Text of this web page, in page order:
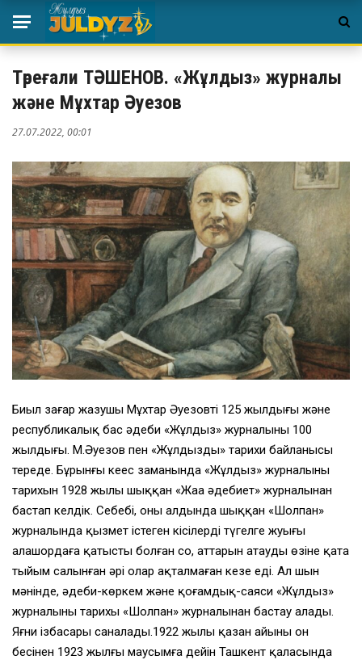
Төреғали ТӘШЕНОВ. «Жұлдыз» журналы
және Мұхтар Әуезов
27.07.2022, 00:01
Биыл заңғар жазушы Мұхтар Әуезовтің 125 жылдығы және
республикалық бас әдеби «Жұлдыз» журналының 100
жылдығы. М.Әуезов пен «Жұлдыздың» тарихи байланысы
тереңде. Бұрынғы кеңес заманында «Жұлдыз» журналының
тарихын 1928 жылы шыққан «Жаңа әдебиет» журналынан
бастап келдік. Себебі, оның алдында шыққан «Шолпан»
журналында қызмет істеген кісілердің түгелге жуығы
алашордаға қатысты болған соң, аттарын атаудың өзіне қатаң
тыйым салынған әрі олар ақталмаған кезең еді. Ал шын
мәнінде, әдеби-көркем және қоғамдық-саяси «Жұлдыз»
журналының тарихы «Шолпан» журналынан бастау алады.
Яғни ізбасары саналады.1922 жылы қазан айының он
бесінен 1923 жылғы маусымға дейін Ташкент қаласында